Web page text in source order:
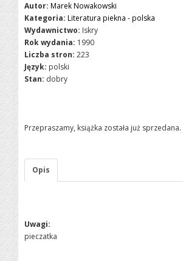
Autor: Marek Nowakowski
Kategoria: Literatura piekna - polska
Wydawnictwo: Iskry
Rok wydania: 1990
Liczba stron: 223
Język: polski
Stan: dobry
Przepraszamy, książka została już sprzedana.
Opis
Uwagi:
pieczatka